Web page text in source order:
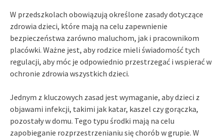
W przedszkolach obowiązują określone zasady dotyczące
zdrowia dzieci, które mają na celu zapewnienie
bezpieczeństwa zarówno maluchom, jak i pracownikom
placówki. Ważne jest, aby rodzice mieli świadomość tych
regulacji, aby móc je odpowiednio przestrzegać i wspierać w
ochronie zdrowia wszystkich dzieci.
Jednym z kluczowych zasad jest wymaganie, aby dzieci z
objawami infekcji, takimi jak katar, kaszel czy gorączka,
pozostały w domu. Tego typu środki mają na celu
zapobieganie rozprzestrzenianiu się chorób w grupie. W